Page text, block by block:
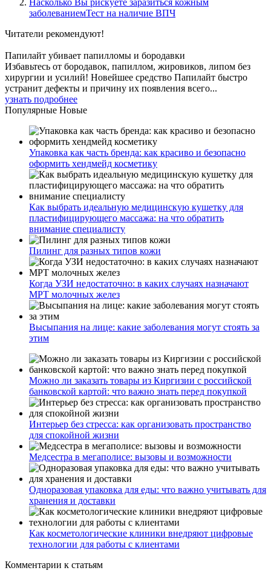
заболеваниемТест на наличие ВПЧ
Читатели рекомендуют!
Папилайт убивает папилломы и бородавки
Избавьтесь от бородавок, папиллом, жировиков, липом без
хирургии и усилий! Новейшее средство Папилайт быстро
устранит дефекты и причину их появления всего...
узнать подробнее
Популярные Новые
Упаковка как часть бренда: как красиво и безопасно
оформить хендмейд косметику
Как выбрать идеальную медицинскую кушетку для
пластифицирующего массажа: на что обратить
внимание специалисту
Пилинг для разных типов кожи
Когда УЗИ недостаточно: в каких случаях назначают
МРТ молочных желез
Высыпания на лице: какие заболевания могут стоять за
этим
Можно ли заказать товары из Киргизии с российской
банковской картой: что важно знать перед покупкой
Интерьер без стресса: как организовать пространство
для спокойной жизни
Медсестра в мегаполисе: вызовы и возможности
Одноразовая упаковка для еды: что важно учитывать для
хранения и доставки
Как косметологические клиники внедряют цифровые
технологии для работы с клиентами
Комментарии к статьям